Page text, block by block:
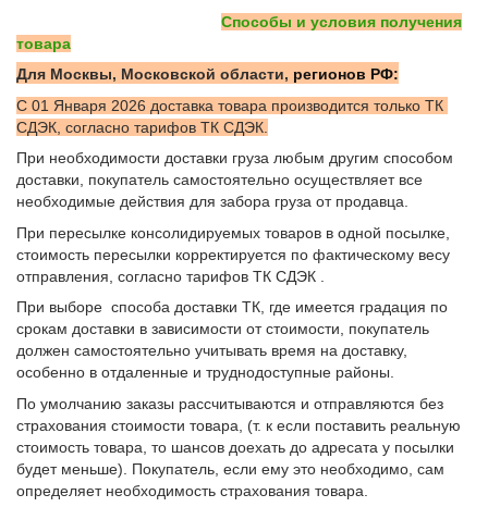
Способы и условия получения
товара
Для Москвы, Московской области, регионов РФ:
С 01 Января 2026 доставка товара производится только ТК
СДЭК, согласно тарифов ТК СДЭК.
При необходимости доставки груза любым другим способом
доставки, покупатель самостоятельно осуществляет все
необходимые действия для забора груза от продавца.
При пересылке консолидируемых товаров в одной посылке,
стоимость пересылки корректируется по фактическому весу
отправления, согласно тарифов ТК СДЭК .
При выборе способа доставки ТК, где имеется градация по
срокам доставки в зависимости от стоимости, покупатель
должен самостоятельно учитывать время на доставку,
особенно в отдаленные и труднодоступные районы.
По умолчанию заказы рассчитываются и отправляются без
страхования стоимости товара, (т. к если поставить реальную
стоимость товара, то шансов доехать до адресата у посылки
будет меньше). Покупатель, если ему это необходимо, сам
определяет необходимость страхования товара.